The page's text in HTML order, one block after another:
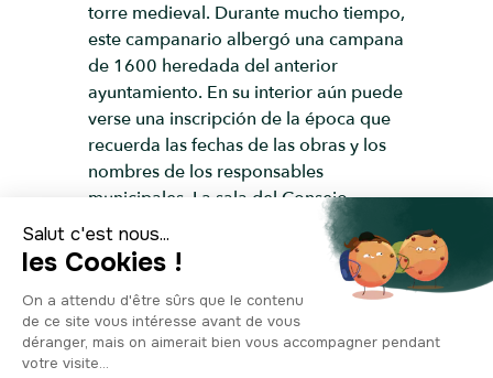
torre medieval. Durante mucho tiempo,
este campanario albergó una campana
de 1600 heredada del anterior
ayuntamiento. En su interior aún puede
verse una inscripción de la época que
recuerda las fechas de las obras y los
nombres de los responsables
municipales. La sala del Consejo
Municipal es uno de los tesoros del
edificio: está decorada con nueve
grandes frescos pintados en 1937 por
Raoul Guiraud, un artista luminista de
origen catalán asentado en Béziers.
Estas pinturas narran la historia de la